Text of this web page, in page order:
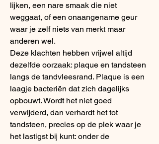
lijken, een nare smaak die niet
weggaat, of een onaangename geur
waar je zelf niets van merkt maar
anderen wel.
Deze klachten hebben vrijwel altijd
dezelfde oorzaak: plaque en tandsteen
langs de tandvleesrand. Plaque is een
laagje bacteriën dat zich dagelijks
opbouwt. Wordt het niet goed
verwijderd, dan verhardt het tot
tandsteen, precies op de plek waar je
het lastigst bij kunt: onder de